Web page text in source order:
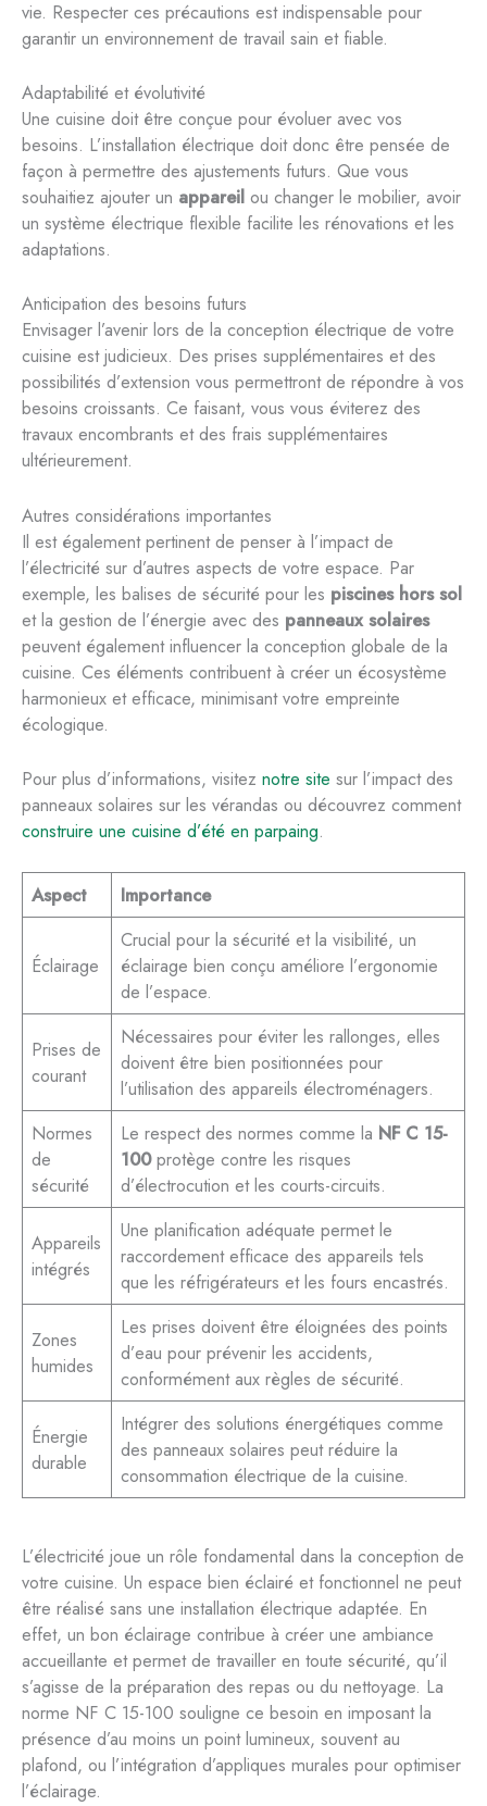
vie. Respecter ces précautions est indispensable pour
garantir un environnement de travail sain et fiable.
Adaptabilité et évolutivité
Une cuisine doit être conçue pour évoluer avec vos
besoins. L’installation électrique doit donc être pensée de
façon à permettre des ajustements futurs. Que vous
souhaitiez ajouter un appareil ou changer le mobilier, avoir
un système électrique flexible facilite les rénovations et les
adaptations.
Anticipation des besoins futurs
Envisager l’avenir lors de la conception électrique de votre
cuisine est judicieux. Des prises supplémentaires et des
possibilités d’extension vous permettront de répondre à vos
besoins croissants. Ce faisant, vous vous éviterez des
travaux encombrants et des frais supplémentaires
ultérieurement.
Autres considérations importantes
Il est également pertinent de penser à l’impact de
l’électricité sur d’autres aspects de votre espace. Par
exemple, les balises de sécurité pour les piscines hors sol
et la gestion de l’énergie avec des panneaux solaires
peuvent également influencer la conception globale de la
cuisine. Ces éléments contribuent à créer un écosystème
harmonieux et efficace, minimisant votre empreinte
écologique.
Pour plus d’informations, visitez notre site sur l’impact des
panneaux solaires sur les vérandas ou découvrez comment
construire une cuisine d’été en parpaing.
Aspect Importance
Éclairage
Crucial pour la sécurité et la visibilité, un
éclairage bien conçu améliore l’ergonomie
de l’espace.
Prises de
courant
Nécessaires pour éviter les rallonges, elles
doivent être bien positionnées pour
l’utilisation des appareils électroménagers.
Normes
de
sécurité
Le respect des normes comme la NF C 15-
100protège contre les risques
d’électrocution et les courts-circuits.
Appareils
intégrés
Une planification adéquate permet le
raccordement efficace des appareils tels
que les réfrigérateurs et les fours encastrés.
Zones
humides
Les prises doivent être éloignées des points
d’eau pour prévenir les accidents,
conformément aux règles de sécurité.
Énergie
durable
Intégrer des solutions énergétiques comme
des panneaux solaires peut réduire la
consommation électrique de la cuisine.
L’électricité joue un rôle fondamental dans la conception de
votre cuisine. Un espace bien éclairé et fonctionnel ne peut
être réalisé sans une installation électrique adaptée. En
effet, un bon éclairage contribue à créer une ambiance
accueillante et permet de travailler en toute sécurité, qu’il
s’agisse de la préparation des repas ou du nettoyage. La
norme NF C 15-100 souligne ce besoin en imposant la
présence d’au moins un point lumineux, souvent au
plafond, ou l’intégration d’appliques murales pour optimiser
l’éclairage.